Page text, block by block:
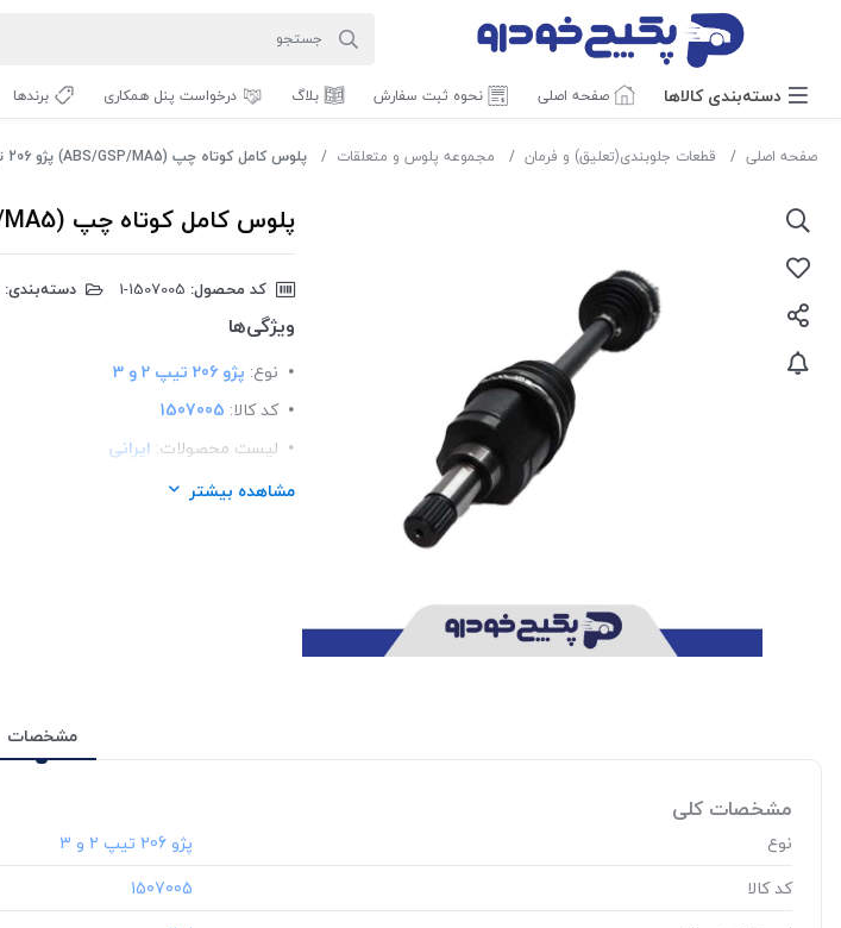
دسته‌بندی‌ کالاها صفحه اصلی نحوه ثبت سفارش بلاگ درخواست پنل همکاری برندها
صفحه اصلی قطعات جلوبندی(تعلیق) و فرمان مجموعه پلوس و متعلقات پلوس کامل کوتاه چپ (ABS/GSP/MA5) پژو 206 تیپ 2 1507005 اماتا صمد
پلوس کامل کوتاه چپ (ABS/GSP/MA5) پژو 206 تیپ 2 1507005 اماتا صمد
کد محصول: دسته‌بندی:
ویژگی‌ها
نوع: پژو 206 تیپ 2 و 3
کد کالا: 1507005
لیست محصولات: ایرانی
برند:اماتا صمد
مشاهده بیشتر
مشخصات
مشخصات کلی
نوع
کد کالا
‎1507005